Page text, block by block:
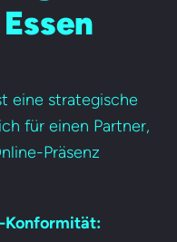
eine strategische
für einen Partner,
Präsenz
Konformität: